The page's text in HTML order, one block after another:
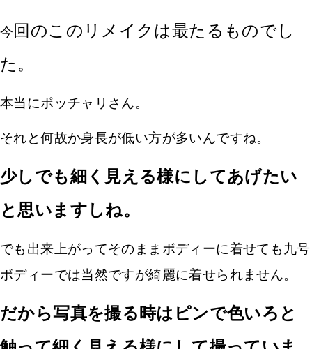
今回のこのリメイクは最たるものでし
た。
本当にポッチャリさん。
それと何故か身長が低い方が多いんですね。
少しでも細く見える様にしてあげたい
と思いますしね。
でも出来上がってそのままボディーに着せても九号
ボディーでは当然ですが綺麗に着せられません。
だから写真を撮る時はピンで色いろと